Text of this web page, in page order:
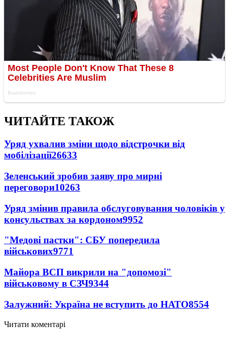
ЧИТАЙТЕ ТАКОЖ
Уряд ухвалив зміни щодо відстрочки від
мобілізації26633
Зеленський зробив заяву про мирні
переговори10263
Уряд змінив правила обслуговування чоловіків у
консульствах за кордоном9952
"Медові пастки": СБУ попередила
військових9771
Майора ВСП викрили на "допомозі"
військовому в СЗЧ9344
Залужний: Україна не вступить до НАТО8554
Читати коментарі